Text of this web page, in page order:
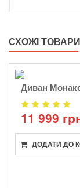
СХОЖІ ТОВАРИ
Диван
11 999
ДОДАТИ ДО